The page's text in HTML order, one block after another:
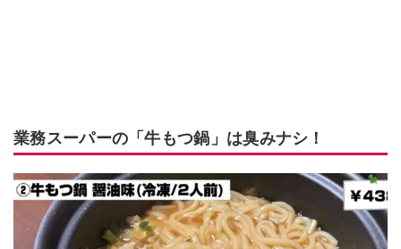
業務スーパーの「牛もつ鍋」は臭みナシ！